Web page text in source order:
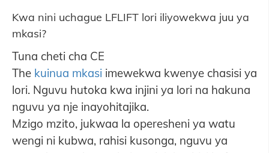
Kwa nini uchague LFLIFT lori iliyowekwa juu ya
mkasi?
Tuna cheti cha CE
The kuinua mkasiimewekwa kwenye chasisi ya
lori. Nguvu hutoka kwa injini ya lori na hakuna
nguvu ya nje inayohitajika.
Mzigo mzito, jukwaa la operesheni ya watu
wengi ni kubwa, rahisi kusonga, nguvu ya